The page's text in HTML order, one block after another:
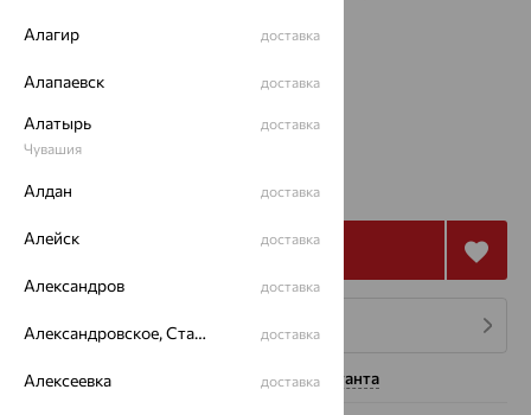
73 992 205 533₽
Купить
4 платежа по 18 498
Нужна помощь консультанта
Алагир доставка
Алапаевск доставка
Алатырь
Чувашия
доставка
Алдан доставка
Алейск доставка
Александров доставка
Александровское, Ставропольский край доставка
Алексеевка доставка